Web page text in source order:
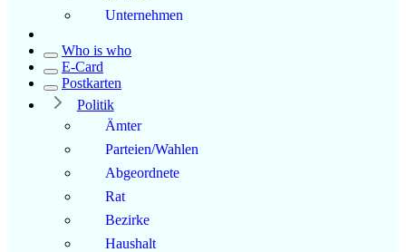
Unternehmen
Who is who
E-Card
Postkarten
Politik
Ämter
Parteien/Wahlen
Abgeordnete
Rat
Bezirke
Haushalt